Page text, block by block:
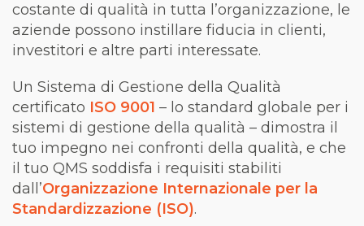
costante di qualità in tutta l’organizzazione, le
aziende possono instillare fiducia in clienti,
investitori e altre parti interessate.
Un Sistema di Gestione della Qualità
certificato ISO 9001 – lo standard globale per i
sistemi di gestione della qualità – dimostra il
tuo impegno nei confronti della qualità, e che
il tuo QMS soddisfa i requisiti stabiliti
dall’Organizzazione Internazionale per la
Standardizzazione (ISO).